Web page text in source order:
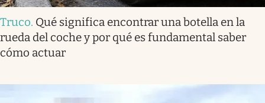
Truco. Qué significa encontrar una botella en la
rueda del coche y por qué es fundamental saber
cómo actuar